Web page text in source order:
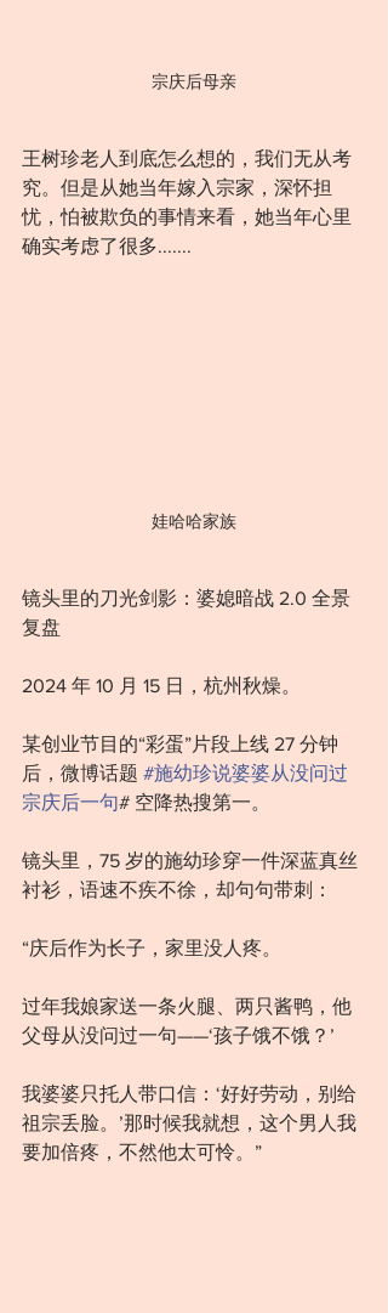
宗庆后母亲
王树珍老人到底怎么想的，我们无从考
究。但是从她当年嫁入宗家，深怀担
忧，怕被欺负的事情来看，她当年心里
确实考虑了很多.......
娃哈哈家族
镜头里的刀光剑影：婆媳暗战 2.0 全景
复盘
2024 年 10 月 15 日，杭州秋燥。
某创业节目的“彩蛋”片段上线 27 分钟
后，微博话题 #施幼珍说婆婆从没问过
宗庆后一句# 空降热搜第一。
镜头里，75 岁的施幼珍穿一件深蓝真丝
衬衫，语速不疾不徐，却句句带刺：
“庆后作为长子，家里没人疼。
过年我娘家送一条火腿、两只酱鸭，他
父母从没问过一句——‘孩子饿不饿？’
我婆婆只托人带口信：‘好好劳动，别给
祖宗丢脸。’那时候我就想，这个男人我
要加倍疼，不然他太可怜。”